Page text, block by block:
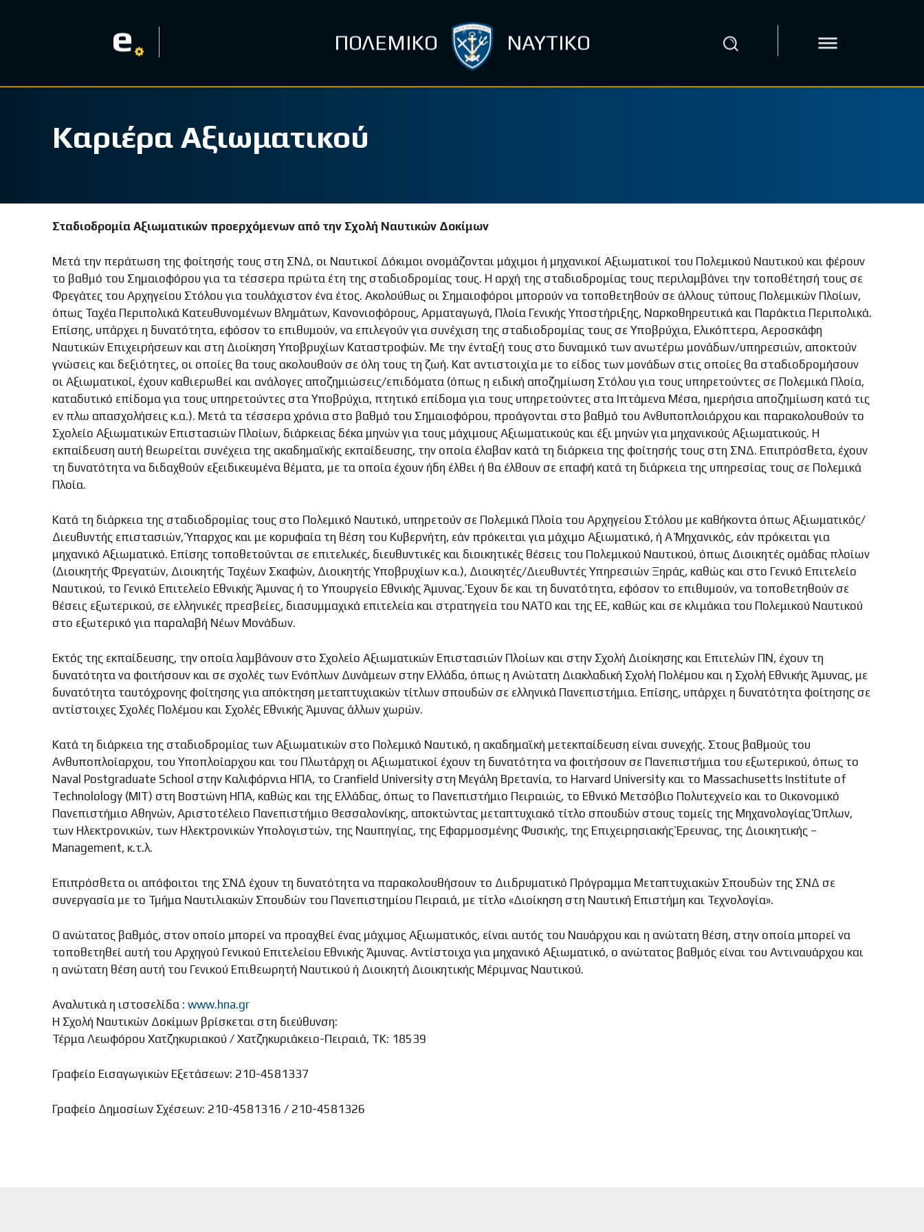
e ΠΟΛΕΜΙΚΟ ΝΑΥΤΙΚΟ
Καριέρα Αξιωματικού
Σταδιοδρομία Αξιωματικών προερχόμενων από την Σχολή Ναυτικών Δοκίμων
Μετά την περάτωση της φοίτησής τους στη ΣΝΔ, οι Ναυτικοί Δόκιμοι ονομάζονται μάχιμοι ή μηχανικοί Αξιωματικοί του Πολεμικού Ναυτικού και φέρουν
το βαθμό του Σημαιοφόρου για τα τέσσερα πρώτα έτη της σταδιοδρομίας τους. Η αρχή της σταδιοδρομίας τους περιλαμβάνει την τοποθέτησή τους σε
Φρεγάτες του Αρχηγείου Στόλου για τουλάχιστον ένα έτος. Ακολούθως οι Σημαιοφόροι μπορούν να τοποθετηθούν σε άλλους τύπους Πολεμικών Πλοίων,
όπως Ταχέα Περιπολικά Κατευθυνομένων Βλημάτων, Κανονιοφόρους, Αρματαγωγά, Πλοία Γενικής Υποστήριξης, Ναρκοθηρευτικά και Παράκτια Περιπολικά.
Επίσης, υπάρχει η δυνατότητα, εφόσον το επιθυμούν, να επιλεγούν για συνέχιση της σταδιοδρομίας τους σε Υποβρύχια, Ελικόπτερα, Αεροσκάφη
Ναυτικών Επιχειρήσεων και στη Διοίκηση Υποβρυχίων Καταστροφών. Με την ένταξή τους στο δυναμικό των ανωτέρω μονάδων/υπηρεσιών, αποκτούν
γνώσεις και δεξιότητες, οι οποίες θα τους ακολουθούν σε όλη τους τη ζωή. Κατ αντιστοιχία με το είδος των μονάδων στις οποίες θα σταδιοδρομήσουν
οι Αξιωματικοί, έχουν καθιερωθεί και ανάλογες αποζημιώσεις/επιδόματα (όπως η ειδική αποζημίωση Στόλου για τους υπηρετούντες σε Πολεμικά Πλοία,
καταδυτικό επίδομα για τους υπηρετούντες στα Υποβρύχια, πτητικό επίδομα για τους υπηρετούντες στα Ιπτάμενα Μέσα, ημερήσια αποζημίωση κατά τις
εν πλω απασχολήσεις κ.α.). Μετά τα τέσσερα χρόνια στο βαθμό του Σημαιοφόρου, προάγονται στο βαθμό του Ανθυποπλοιάρχου και παρακολουθούν το
Σχολείο Αξιωματικών Επιστασιών Πλοίων, διάρκειας δέκα μηνών για τους μάχιμους Αξιωματικούς και έξι μηνών για μηχανικούς Αξιωματικούς. Η
εκπαίδευση αυτή θεωρείται συνέχεια της ακαδημαϊκής εκπαίδευσης, την οποία έλαβαν κατά τη διάρκεια της φοίτησής τους στη ΣΝΔ. Επιπρόσθετα, έχουν
τη δυνατότητα να διδαχθούν εξειδικευμένα θέματα, με τα οποία έχουν ήδη έλθει ή θα έλθουν σε επαφή κατά τη διάρκεια της υπηρεσίας τους σε Πολεμικά
Πλοία.
Κατά τη διάρκεια της σταδιοδρομίας τους στο Πολεμικό Ναυτικό, υπηρετούν σε Πολεμικά Πλοία του Αρχηγείου Στόλου με καθήκοντα όπως Αξιωματικός/
Διευθυντής επιστασιών, Ύπαρχος και με κορυφαία τη θέση του Κυβερνήτη, εάν πρόκειται για μάχιμο Αξιωματικό, ή Α΄ Μηχανικός, εάν πρόκειται για
μηχανικό Αξιωματικό. Επίσης τοποθετούνται σε επιτελικές, διευθυντικές και διοικητικές θέσεις του Πολεμικού Ναυτικού, όπως Διοικητές ομάδας πλοίων
(Διοικητής Φρεγατών, Διοικητής Ταχέων Σκαφών, Διοικητής Υποβρυχίων κ.α.), Διοικητές/Διευθυντές Υπηρεσιών Ξηράς, καθώς και στο Γενικό Επιτελείο
Ναυτικού, το Γενικό Επιτελείο Εθνικής Άμυνας ή το Υπουργείο Εθνικής Άμυνας. Έχουν δε και τη δυνατότητα, εφόσον το επιθυμούν, να τοποθετηθούν σε
θέσεις εξωτερικού, σε ελληνικές πρεσβείες, διασυμμαχικά επιτελεία και στρατηγεία του ΝΑΤΟ και της ΕΕ, καθώς και σε κλιμάκια του Πολεμικού Ναυτικού
στο εξωτερικό για παραλαβή Νέων Μονάδων.
Εκτός της εκπαίδευσης, την οποία λαμβάνουν στο Σχολείο Αξιωματικών Επιστασιών Πλοίων και στην Σχολή Διοίκησης και Επιτελών ΠΝ, έχουν τη
δυνατότητα να φοιτήσουν και σε σχολές των Ενόπλων Δυνάμεων στην Ελλάδα, όπως η Ανώτατη Διακλαδική Σχολή Πολέμου και η Σχολή Εθνικής Άμυνας, με
δυνατότητα ταυτόχρονης φοίτησης για απόκτηση μεταπτυχιακών τίτλων σπουδών σε ελληνικά Πανεπιστήμια. Επίσης, υπάρχει η δυνατότητα φοίτησης σε
αντίστοιχες Σχολές Πολέμου και Σχολές Εθνικής Άμυνας άλλων χωρών.
Κατά τη διάρκεια της σταδιοδρομίας των Αξιωματικών στο Πολεμικό Ναυτικό, η ακαδημαϊκή μετεκπαίδευση είναι συνεχής. Στους βαθμούς του
Ανθυποπλοίαρχου, του Υποπλοίαρχου και του Πλωτάρχη οι Αξιωματικοί έχουν τη δυνατότητα να φοιτήσουν σε Πανεπιστήμια του εξωτερικού, όπως το
Naval Postgraduate School στην Καλιφόρνια ΗΠΑ, το Cranfield University στη Μεγάλη Βρετανία, το Harvard University και το Massachusetts Institute of
Technolology (MIT) στη Βοστώνη ΗΠΑ, καθώς και της Ελλάδας, όπως το Πανεπιστήμιο Πειραιώς, το Εθνικό Μετσόβιο Πολυτεχνείο και το Οικονομικό
Πανεπιστήμιο Αθηνών, Αριστοτέλειο Πανεπιστήμιο Θεσσαλονίκης, αποκτώντας μεταπτυχιακό τίτλο σπουδών στους τομείς της Μηχανολογίας Όπλων,
των Ηλεκτρονικών, των Ηλεκτρονικών Υπολογιστών, της Ναυπηγίας, της Εφαρμοσμένης Φυσικής, της Επιχειρησιακής Έρευνας, της Διοικητικής –
Management, κ.τ.λ.
Επιπρόσθετα οι απόφοιτοι της ΣΝΔ έχουν τη δυνατότητα να παρακολουθήσουν το Διιδρυματικό Πρόγραμμα Μεταπτυχιακών Σπουδών της ΣΝΔ σε
συνεργασία με το Τμήμα Ναυτιλιακών Σπουδών του Πανεπιστημίου Πειραιά, με τίτλο «Διοίκηση στη Ναυτική Επιστήμη και Τεχνολογία».
Ο ανώτατος βαθμός, στον οποίο μπορεί να προαχθεί ένας μάχιμος Αξιωματικός, είναι αυτός του Ναυάρχου και η ανώτατη θέση, στην οποία μπορεί να
τοποθετηθεί αυτή του Αρχηγού Γενικού Επιτελείου Εθνικής Άμυνας. Αντίστοιχα για μηχανικό Αξιωματικό, ο ανώτατος βαθμός είναι του Αντιναυάρχου και
η ανώτατη θέση αυτή του Γενικού Επιθεωρητή Ναυτικού ή Διοικητή Διοικητικής Μέριμνας Ναυτικού.
Αναλυτικά η ιστοσελίδα : www.hna.gr
Η Σχολή Ναυτικών Δοκίμων βρίσκεται στη διεύθυνση:
Τέρμα Λεωφόρου Χατζηκυριακού / Χατζηκυριάκειο-Πειραιά, ΤΚ: 18539
Γραφείο Εισαγωγικών Εξετάσεων: 210-4581337
Γραφείο Δημοσίων Σχέσεων: 210-4581316 / 210-4581326